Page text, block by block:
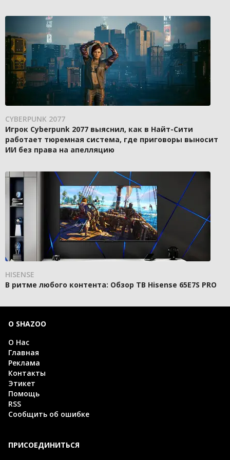
CYBERPUNK 2077
Игрок Cyberpunk 2077 выяснил, как в Найт-Сити
работает тюремная система, где приговоры выносит
ИИ без права на апелляцию
HISENSE
В ритме любого контента: Обзор ТВ Hisense 65E7S PRO
О SHAZOO
О Нас
Главная
Реклама
Контакты
Этикет
Помощь
RSS
Сообщить об ошибке
ПРИСОЕДИНИТЬСЯ